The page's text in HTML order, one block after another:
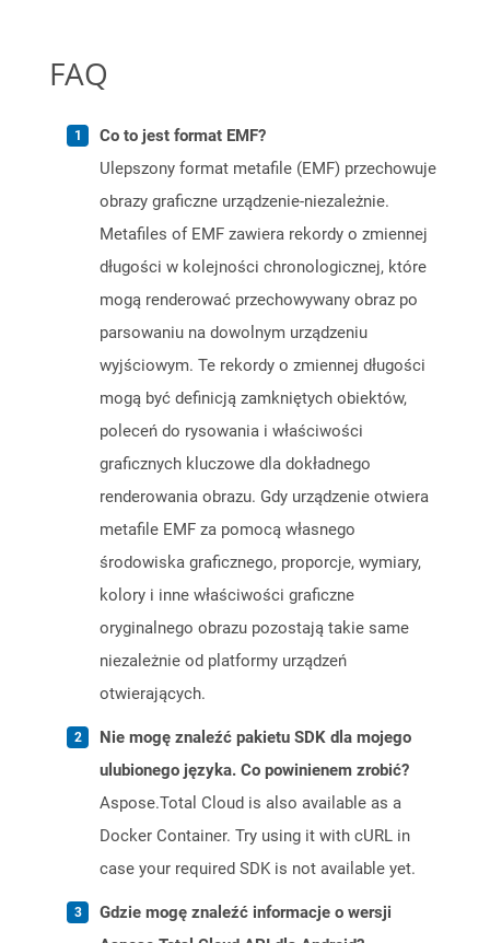
FAQ
Co to jest format EMF?
Ulepszony format metafile (EMF) przechowuje
obrazy graficzne urządzenie-niezależnie.
Metafiles of EMF zawiera rekordy o zmiennej
długości w kolejności chronologicznej, które
mogą renderować przechowywany obraz po
parsowaniu na dowolnym urządzeniu
wyjściowym. Te rekordy o zmiennej długości
mogą być definicją zamkniętych obiektów,
poleceń do rysowania i właściwości
graficznych kluczowe dla dokładnego
renderowania obrazu. Gdy urządzenie otwiera
metafile EMF za pomocą własnego
środowiska graficznego, proporcje, wymiary,
kolory i inne właściwości graficzne
oryginalnego obrazu pozostają takie same
niezależnie od platformy urządzeń
otwierających.
Nie mogę znaleźć pakietu SDK dla mojego
ulubionego języka. Co powinienem zrobić?
Aspose.Total Cloud is also available as a
Docker Container. Try using it with cURL in
case your required SDK is not available yet.
Gdzie mogę znaleźć informacje o wersji